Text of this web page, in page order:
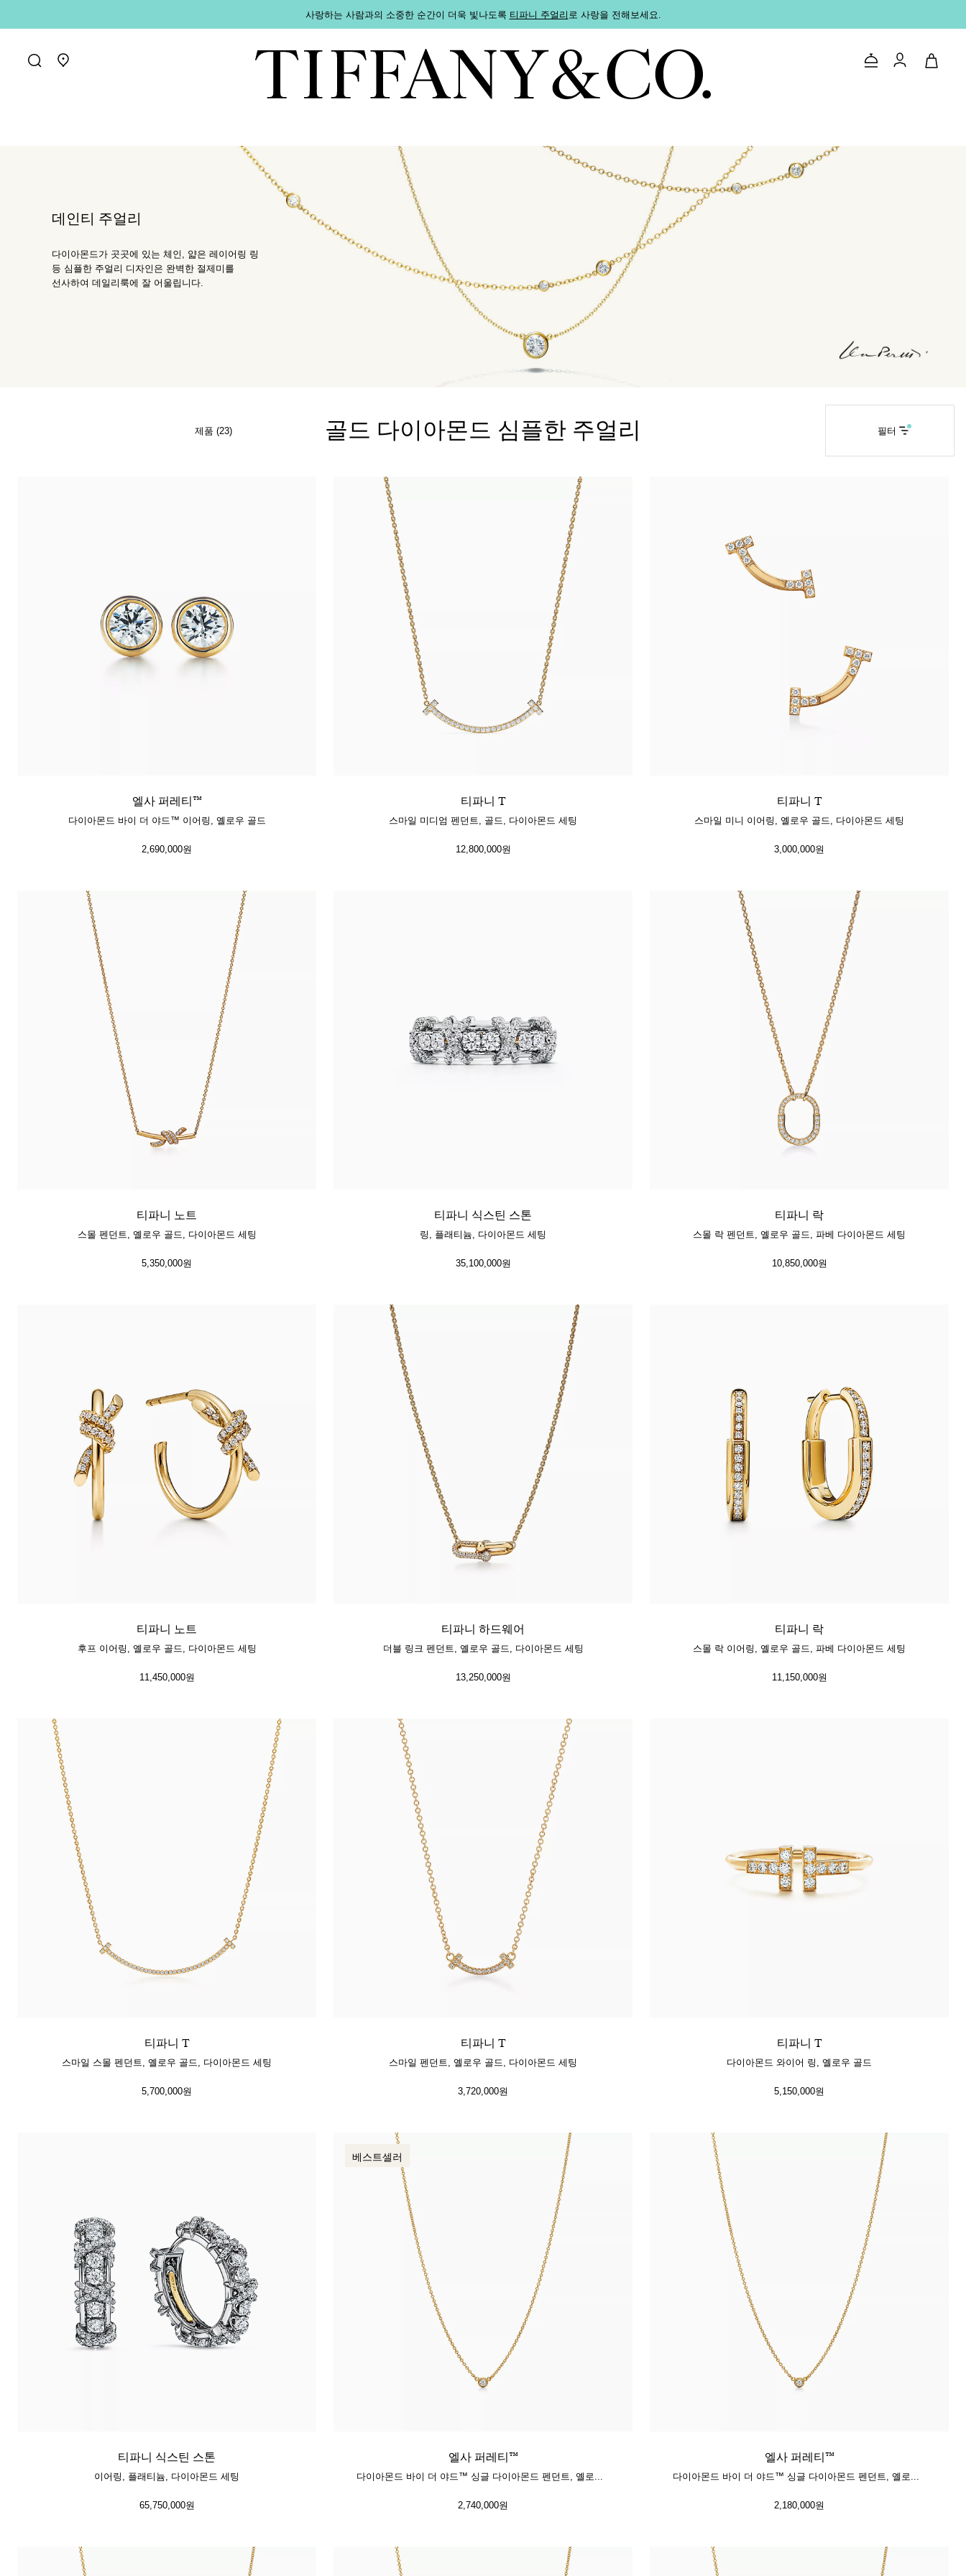
사랑하는 사람과의 소중한 순간이 더욱 빛나도록 티파니 주얼리로 사랑을 전해보세요.
매장 찾기로 가기 문의하기로그인
티파니 포에버
티파니 다이아몬드 전문가와의 하거나티파니 다이아몬드 가이드 를 확인해보세요
데인티 주얼리
다이아몬드가 곳곳에 있는 체인, 얇은 레이어링 링
등 심플한 주얼리 디자인은 완벽한 절제미를
선사하여 데일리룩에 잘 어울립니다.
제품 (23) 골드 다이아몬드 심플한 주얼리 필터
엘사 퍼레티™
다이아몬드 바이 더 야드™ 이어링, 옐로우 골드
2,690,000원
티파니 T
스마일 미디엄 펜던트, 골드, 다이아몬드 세팅
12,800,000원
티파니 T
스마일 미니 이어링, 옐로우 골드, 다이아몬드 세팅
3,000,000원
티파니 노트
스몰 펜던트, 옐로우 골드, 다이아몬드 세팅
5,350,000원
티파니 식스틴 스톤
링, 플래티늄, 다이아몬드 세팅
35,100,000원
티파니 락
스몰 락 펜던트, 옐로우 골드, 파베 다이아몬드 세팅
10,850,000원
티파니 노트
후프 이어링, 옐로우 골드, 다이아몬드 세팅
11,450,000원
티파니 하드웨어
더블 링크 펜던트, 옐로우 골드, 다이아몬드 세팅
13,250,000원
티파니 락
스몰 락 이어링, 옐로우 골드, 파베 다이아몬드 세팅
11,150,000원
티파니 T
스마일 스몰 펜던트, 옐로우 골드, 다이아몬드 세팅
5,700,000원
티파니 T
스마일 펜던트, 옐로우 골드, 다이아몬드 세팅
3,720,000원
티파니 T
다이아몬드 와이어 링, 옐로우 골드
5,150,000원
티파니 식스틴 스톤
이어링, 플래티늄, 다이아몬드 세팅
65,750,000원
베스트셀러
엘사 퍼레티™
다이아몬드 바이 더 야드™ 싱글 다이아몬드 펜던트, 옐로우 골드
2,740,000원
엘사 퍼레티™
다이아몬드 바이 더 야드™ 싱글 다이아몬드 펜던트, 옐로우 골드
2,180,000원